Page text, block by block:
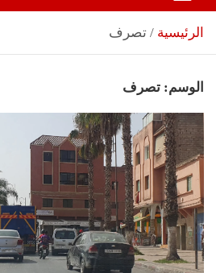
الرئيسية تصرف
الوسم: تصرف